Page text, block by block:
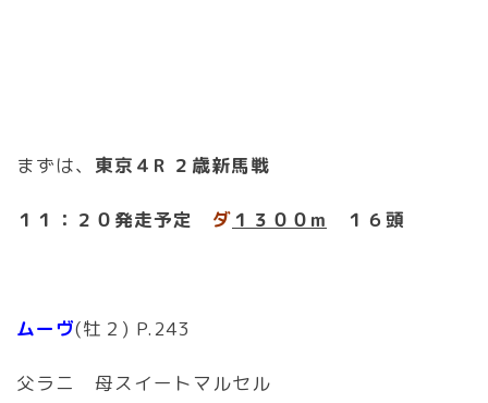
まずは、 東京４R ２歳新馬戦
１１：２０発走予定 ダ １３００m １６頭
ムーヴ(牡２) P.243
父ラニ 母スイートマルセル